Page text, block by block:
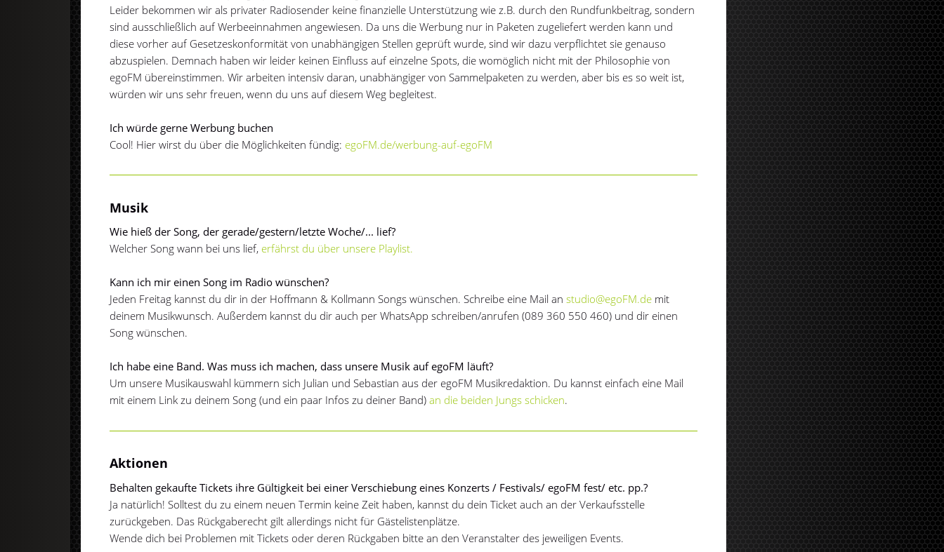
Leider bekommen wir als privater Radiosender keine finanzielle Unterstützung wie z.B. durch den Rundfunkbeitrag, sondern
sind ausschließlich auf Werbeeinnahmen angewiesen. Da uns die Werbung nur in Paketen zugeliefert werden kann und
diese vorher auf Gesetzeskonformität von unabhängigen Stellen geprüft wurde, sind wir dazu verpflichtet sie genauso
abzuspielen. Demnach haben wir leider keinen Einfluss auf einzelne Spots, die womöglich nicht mit der Philosophie von
egoFM übereinstimmen. Wir arbeiten intensiv daran, unabhängiger von Sammelpaketen zu werden, aber bis es so weit ist,
würden wir uns sehr freuen, wenn du uns auf diesem Weg begleitest.
Ich würde gerne Werbung buchen
Cool! Hier wirst du über die Möglichkeiten fündig: egoFM.de/werbung-auf-egoFM
Musik
Wie hieß der Song, der gerade/gestern/letzte Woche/... lief?
Welcher Song wann bei uns lief, erfährst du über unsere Playlist.
Kann ich mir einen Song im Radio wünschen?
Jeden Freitag kannst du dir in der Hoffmann & Kollmann Songs wünschen. Schreibe eine Mail anstudio@egoFM.de mit
deinem Musikwunsch. Außerdem kannst du dir auch per WhatsApp schreiben/anrufen (089 360 550 460) und dir einen
Song wünschen.
Ich habe eine Band. Was muss ich machen, dass unsere Musik auf egoFM läuft?
Um unsere Musikauswahl kümmern sich Julian und Sebastian aus der egoFM Musikredaktion. Du kannst einfach eine Mail
mit einem Link zu deinem Song (und ein paar Infos zu deiner Band)an die beiden Jungs schicken.
Aktionen
Behalten gekaufte Tickets ihre Gültigkeit bei einer Verschiebung eines Konzerts / Festivals/ egoFM fest/ etc. pp.?
Ja natürlich! Solltest du zu einem neuen Termin keine Zeit haben, kannst du dein Ticket auch an der Verkaufsstelle
zurückgeben. Das Rückgaberecht gilt allerdings nicht für Gästelistenplätze.
Wende dich bei Problemen mit Tickets oder deren Rückgaben bitte an den Veranstalter des jeweiligen Events.